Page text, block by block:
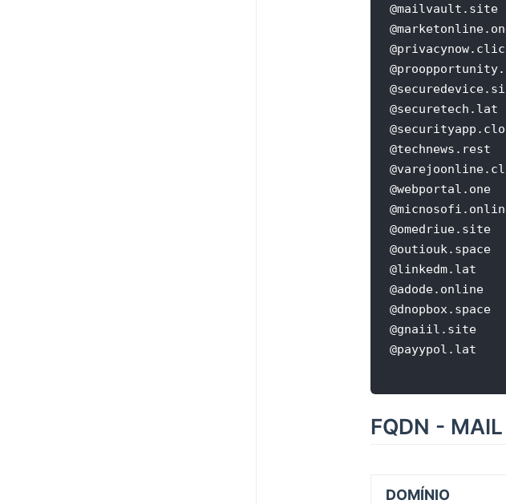
@mailvault.site
@securetech.lat
@technews.rest
@webportal.one
@omedriue.site
@outiouk.space
@linkedm.lat
@adode.online
@dnopbox.space
@gnaiil.site
FQDN - MAIL
DOMÍNIO